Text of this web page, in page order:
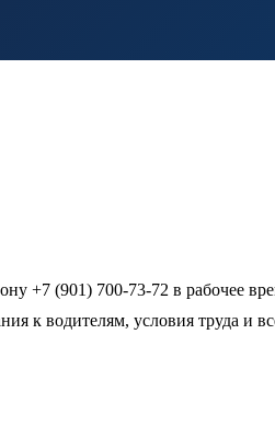
+7 (901) 700-73-72 в рабочее
к водителям, условия труда и